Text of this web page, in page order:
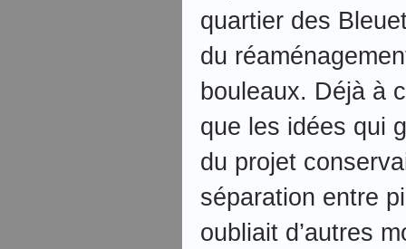
quartier des
du
bouleaux. Déjà à
que les idées qui
du projet
séparation entre
oubliait d’autres